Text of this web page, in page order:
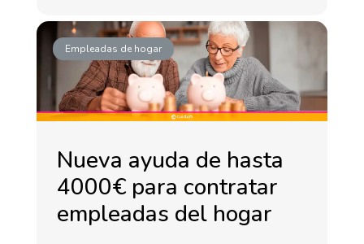
Empleadas de hogar
Nueva ayuda de hasta
4000€ para contratar
empleadas del hogar